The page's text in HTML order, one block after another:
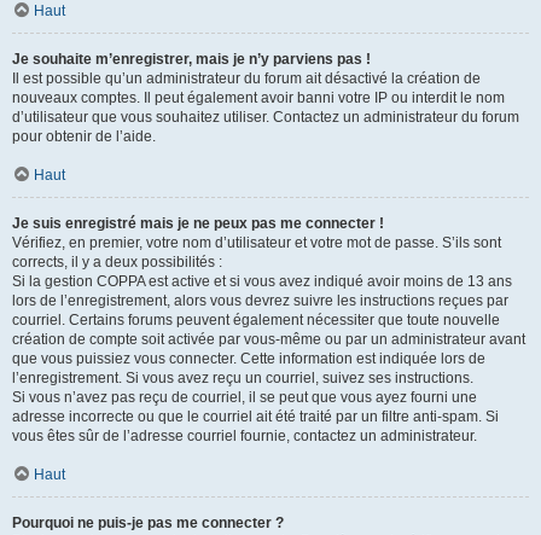
Haut
Je souhaite m’enregistrer, mais je n’y parviens pas !
Il est possible qu’un administrateur du forum ait désactivé la création de
nouveaux comptes. Il peut également avoir banni votre IP ou interdit le nom
d’utilisateur que vous souhaitez utiliser. Contactez un administrateur du forum
pour obtenir de l’aide.
Haut
Je suis enregistré mais je ne peux pas me connecter !
Vérifiez, en premier, votre nom d’utilisateur et votre mot de passe. S’ils sont
corrects, il y a deux possibilités :
Si la gestion COPPA est active et si vous avez indiqué avoir moins de 13 ans
lors de l’enregistrement, alors vous devrez suivre les instructions reçues par
courriel. Certains forums peuvent également nécessiter que toute nouvelle
création de compte soit activée par vous-même ou par un administrateur avant
que vous puissiez vous connecter. Cette information est indiquée lors de
l’enregistrement. Si vous avez reçu un courriel, suivez ses instructions.
Si vous n’avez pas reçu de courriel, il se peut que vous ayez fourni une
adresse incorrecte ou que le courriel ait été traité par un filtre anti-spam. Si
vous êtes sûr de l’adresse courriel fournie, contactez un administrateur.
Haut
Pourquoi ne puis-je pas me connecter ?